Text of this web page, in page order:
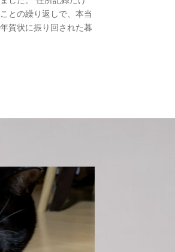
との繰り返しで、本当
賀状に振り回された暮